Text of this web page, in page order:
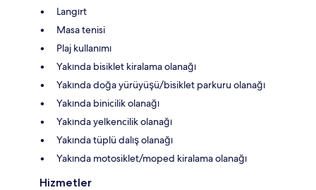
Langırt
Masa tenisi
Plaj kullanımı
Yakında bisiklet kiralama olanağı
Yakında doğa yürüyüşü/bisiklet parkuru olanağı
Yakında binicilik olanağı
Yakında yelkencilik olanağı
Yakında tüplü dalış olanağı
Yakında motosiklet/moped kiralama olanağı
Hizmetler